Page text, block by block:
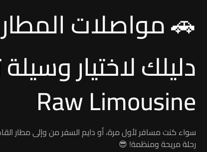
🚗 مواصلات
دليلك لاختيار
Raw Limousine
سواء كنت مسافر لأول مرة، أو دايم السفر من وإلى مطار
رحلة مريحة ومنظمة! 😎